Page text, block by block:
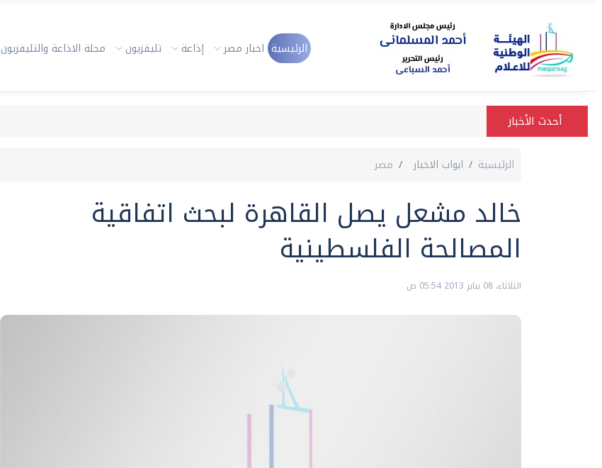
الرئيسية اخبار مصر إذاعة تليفزيون مجلة الاذاعة والتليفزيون
أحدث الأخبار
الرئيسية ابواب الاخبار مصر
خالد مشعل يصل القاهرة لبحث اتفاقية
المصالحة الفلسطينية
الثلاثاء، 08 يناير 2013 05:54 ص